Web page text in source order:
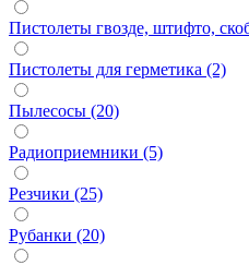
Пистолеты гвозде, штифто,
Пистолеты для герметика (2)
Пылесосы (20)
Радиоприемники (5)
Резчики (25)
Рубанки (20)